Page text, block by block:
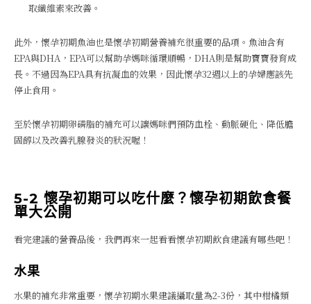
取纖維素來改善。
此外，懷孕初期魚油也是懷孕初期營養補充很重要的品項。魚油含有
EPA與DHA，EPA可以幫助孕媽咪循環順暢，DHA則是幫助寶寶發育成
長。不過因為EPA具有抗凝血的效果，因此懷孕32週以上的孕婦應該先
停止食用。
至於懷孕初期卵磷脂的補充可以讓媽咪們預防血栓、動脈硬化、降低膽
固醇以及改善乳腺發炎的狀況喔！
5-2 懷孕初期可以吃什麼？懷孕初期飲食餐
單大公開
看完建議的營養品後，我們再來一起看看懷孕初期飲食建議有哪些吧！
水果
水果的補充非常重要，懷孕初期水果建議攝取量為2-3份，其中柑橘類